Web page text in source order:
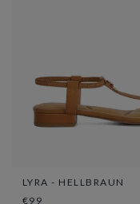
LYRA - HELLBRAUN
€99